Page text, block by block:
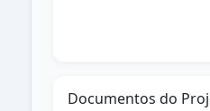
Documentos do